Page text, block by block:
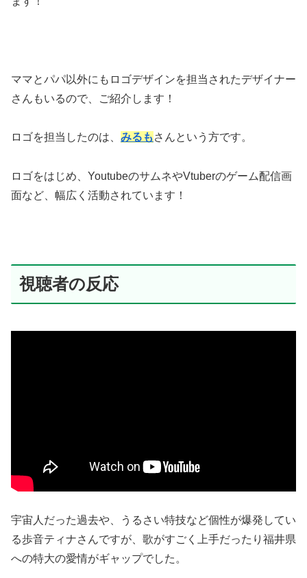
ママとパパ以外にもロゴデザインを担当されたデザイナー
さんもいるので、ご紹介します！
ロゴを担当したのは、 みるも さんという方です。
ロゴをはじめ、YoutubeのサムネやVtuberのゲーム配信画
面など、幅広く活動されています！
視聴者の反応
宇宙人だった過去や、うるさい特技など個性が爆発してい
る歩音ティナさんですが、歌がすごく上手だったり福井県
への特大の愛情がギャップでした。